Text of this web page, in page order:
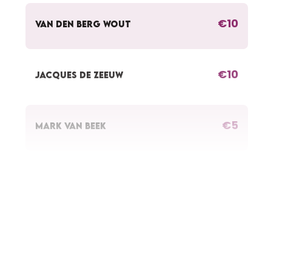
VAN DEN BERG WOUT €10
JACQUES DE ZEEUW €10
MARK VAN BEEK €5